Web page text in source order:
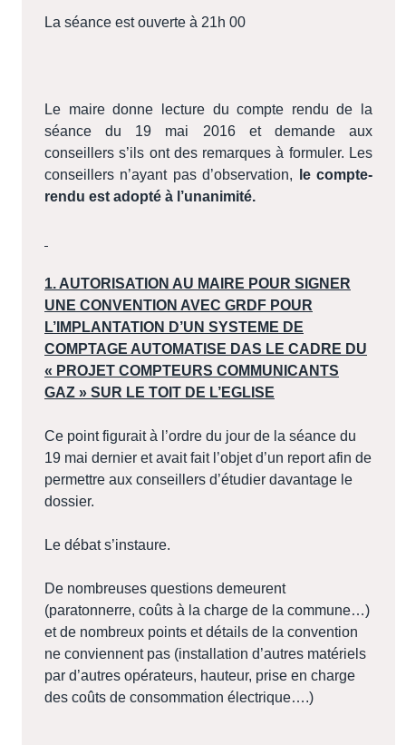
La séance est ouverte à 21h 00
Le maire donne lecture du compte rendu de la
séance du 19 mai 2016 et demande aux
conseillers s’ils ont des remarques à formuler. Les
conseillers n’ayant pas d’observation,
le compte-
rendu est adopté à l’unanimité.
1. AUTORISATION AU MAIRE POUR SIGNER
UNE CONVENTION AVEC GRDF POUR
L’IMPLANTATION D’UN SYSTEME DE
COMPTAGE AUTOMATISE DAS LE CADRE DU
« PROJET COMPTEURS COMMUNICANTS
GAZ » SUR LE TOIT DE L’EGLISE
Ce point figurait à l’ordre du jour de la séance du
19 mai dernier et avait fait l’objet d’un report afin de
permettre aux conseillers d’étudier davantage le
dossier.
Le débat s’instaure.
De nombreuses questions demeurent
(paratonnerre, coûts à la charge de la commune…)
et de nombreux points et détails de la convention
ne conviennent pas (installation d’autres matériels
par d’autres opérateurs, hauteur, prise en charge
des coûts de consommation électrique….)